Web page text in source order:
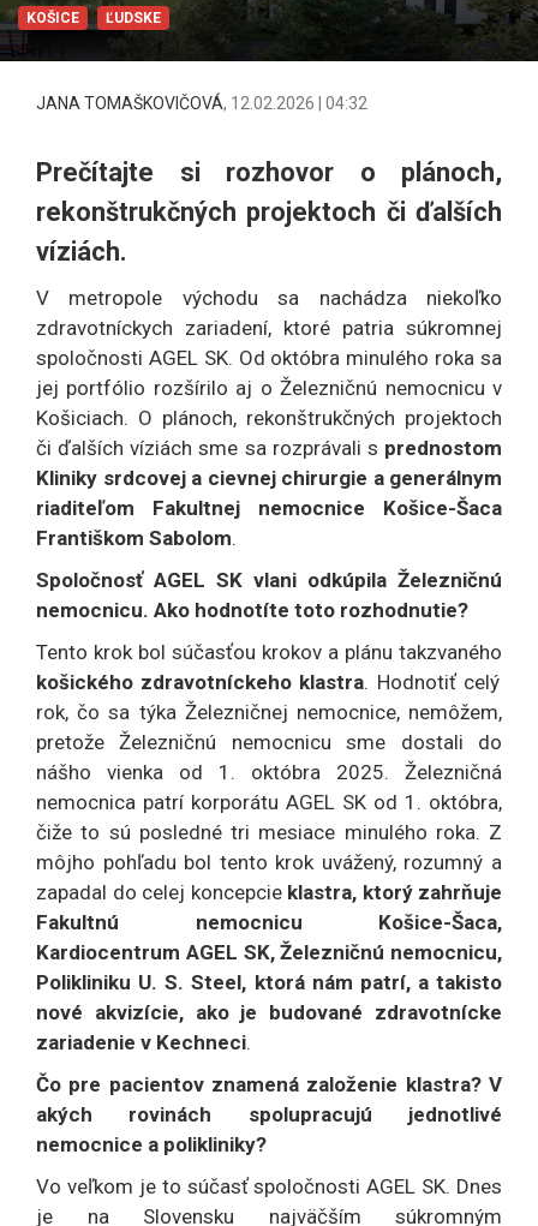
KOŠICE ĽUDSKE
JANA TOMAŠKOVIČOVÁ, 12.02.2026 | 04:32
Prečítajte si rozhovor o plánoch,
rekonštrukčných projektoch či ďalších
víziách.
V metropole východu sa nachádza niekoľko
zdravotníckych zariadení, ktoré patria súkromnej
spoločnosti AGEL SK. Od októbra minulého roka sa
jej portfólio rozšírilo aj o Železničnú nemocnicu v
Košiciach. O plánoch, rekonštrukčných projektoch
či ďalších víziách sme sa rozprávali s prednostom
Kliniky srdcovej a cievnej chirurgie a generálnym
riaditeľom Fakultnej nemocnice Košice-Šaca
Františkom Sabolom.
Spoločnosť AGEL SK vlani odkúpila Železničnú
nemocnicu. Ako hodnotíte toto rozhodnutie?
Tento krok bol súčasťou krokov a plánu takzvaného
košického zdravotníckeho klastra. Hodnotiť celý
rok, čo sa týka Železničnej nemocnice, nemôžem,
pretože Železničnú nemocnicu sme dostali do
nášho vienka od 1. októbra 2025. Železničná
nemocnica patrí korporátu AGEL SK od 1. októbra,
čiže to sú posledné tri mesiace minulého roka. Z
môjho pohľadu bol tento krok uvážený, rozumný a
zapadal do celej koncepcie klastra, ktorý zahrňuje
Fakultnú nemocnicu Košice-Šaca,
Kardiocentrum AGEL SK, Železničnú nemocnicu,
Polikliniku U. S. Steel, ktorá nám patrí, a takisto
nové akvizície, ako je budované zdravotnícke
zariadenie v Kechneci.
Čo pre pacientov znamená založenie klastra? V
akých rovinách spolupracujú jednotlivé
nemocnice a polikliniky?
Vo veľkom je to súčasť spoločnosti AGEL SK. Dnes
je na Slovensku najväčším súkromným